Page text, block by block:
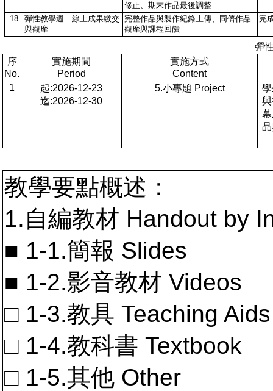
修正、期末作品最後調整
18
彈性教學週｜線上成果繳交
與觀摩
完整作品與製作紀錄上傳、同儕作品
觀摩與課程回饋
完
彈
序
No.
實施期間
Period
實施方式
Content
1
起:2026-12-23
迄:2026-12-30
5.小專題 Project
教學要點概述：
1.自編教材 Handout by
■ 1-1.簡報 Slides
■ 1-2.影音教材 Videos
□ 1-3.教具 Teaching Aids
□ 1-4.教科書 Textbook
□ 1-5.其他 Other